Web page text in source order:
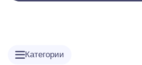
Категории